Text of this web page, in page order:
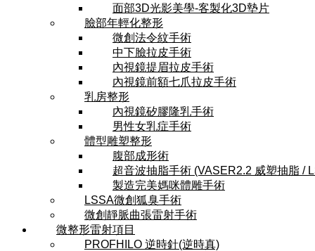
面部3D光影美學-客製化3D墊片
臉部年輕化整形
微創法令紋手術
中下臉拉皮手術
內視鏡提眉拉皮手術
內視鏡前額七爪拉皮手術
乳房整形
內視鏡矽膠隆乳手術
男性女乳症手術
體型雕塑整形
腹部成形術
超音波抽脂手術 (VASER2.2 威塑抽脂 /
製造完美媽咪體雕手術
LSSA微創狐臭手術
微創靜脈曲張雷射手術
微整形雷射項目
PROFHILO 逆時針(逆時真)